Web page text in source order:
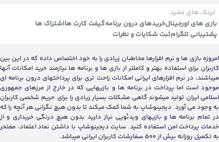
لینک های مفید
بازی های اورجینالخریدهای درون برنامهگیفت کارت هااشتراک ها
پشتیبانی تلگرامثبت شکایات و نظرات
امروزه بازی ها و نرم افزارها مخاطبان زیادی را به خود اختصاص داده که در این بین
کاربران برای استفاده بهتر و کاملتر از بازی ها و برنامه ها نیازمند خرید امکانات آنها
میباشند، در نرم افزارهای ایرانی امکانات راحت تری برای پرداختهای درون برنامه ای
موجود است اما پرداخت در برنامه ها و بازیهایی که در خارج از مرزهای جمهوری
اسلامی ایران تولید میشوند گاهی مشکلات بسیار زیادی را برای حریم شخصی کاربران
به وجود می آورد. دیجینوشاپ به شما کمک میکند تا بدون هیچ نگرانی هر آنچه را که
در تمام برنامه ها و بازیهای ویدئویی نیاز دارید بدون هیچ درنگی خریداری و از
خدمات پرداخت امن استفاده کنید. سایت دیجینوشاپ با داشتن نماد اعتماد، مفتخر
به تکمیل روزانه بیش از 500 سفارشات کاربران ایرانی میباشد.